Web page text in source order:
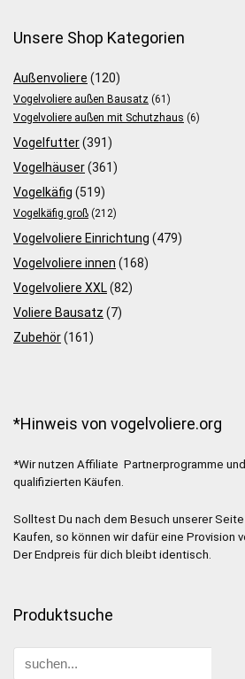
Unsere Shop Kategorien
Außenvoliere (120)
Vogelvoliere außen Bausatz (61)
Vogelvoliere außen mit Schutzhaus (6)
Vogelfutter(391)
Vogelhäuser(361)
Vogelkäfig (519)
Vogelkäfig groß (212)
Vogelvoliere Einrichtung (479)
Vogelvoliere innen (168)
Vogelvoliere XXL(82)
Voliere Bausatz (7)
Zubehör(161)
*Hinweis von vogelvoliere.org
*Wir nutzen Affiliate Partnerprogramme
qualifizierten Käufen.
Solltest Du nach dem Besuch unserer
Kaufen, so können wir dafür eine Provision
Der Endpreis für dich bleibt identisch.
Produktsuche